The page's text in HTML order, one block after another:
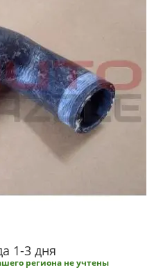
1-3 дня
региона не учтены